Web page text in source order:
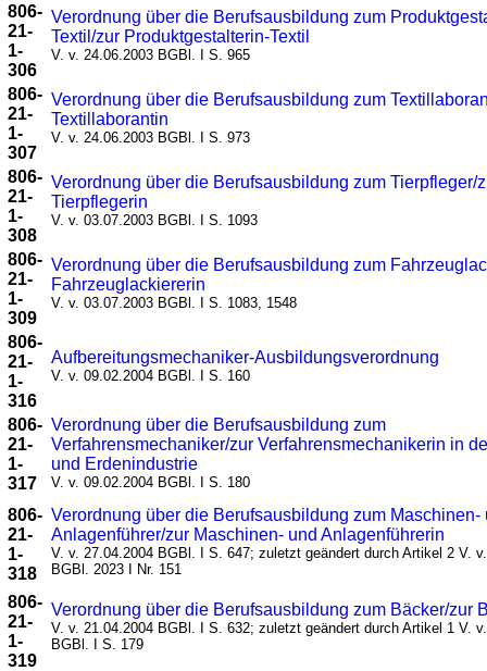
806-
21-
1-
306
Verordnung über die Berufsausbildung zum
Textil/zur Produktgestalterin-Textil
V. v. 24.06.2003 BGBl. I S. 965
806-
21-
1-
307
Verordnung über die Berufsausbildung zum
Textillaborantin
V. v. 24.06.2003 BGBl. I S. 973
806-
21-
1-
308
Verordnung über die Berufsausbildung zum Tierpfleger/
Tierpflegerin
V. v. 03.07.2003 BGBl. I S. 1093
806-
21-
1-
309
Verordnung über die Berufsausbildung zum
Fahrzeuglackiererin
V. v. 03.07.2003 BGBl. I S. 1083, 1548
806-
21-
1-
316
Aufbereitungsmechaniker-Ausbildungsverordnung
V. v. 09.02.2004 BGBl. I S. 160
806-
21-
1-
317
Verordnung über die Berufsausbildung zum
Verfahrensmechaniker/zur Verfahrensmechanikerin in
und Erdenindustrie
V. v. 09.02.2004 BGBl. I S. 180
806-
21-
1-
318
Verordnung über die Berufsausbildung zum Maschinen-
Anlagenführer/zur Maschinen- und Anlagenführerin
V. v. 27.04.2004 BGBl. I S. 647; zuletzt geändert durch Artikel 2 V.
BGBl. 2023 I Nr. 151
806-
21-
1-
319
Verordnung über die Berufsausbildung zum Bäcker/zur
V. v. 21.04.2004 BGBl. I S. 632; zuletzt geändert durch Artikel 1 V.
BGBl. I S. 179